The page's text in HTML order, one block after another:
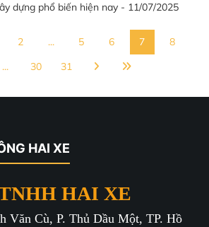
dựng phổ biến hiện nay - 11/07/2025
2 ... 5 6 7
8
... 30 31
HAI XE
HAI XE
Văn Cù, P. Thủ Dầu Một, TP. Hồ